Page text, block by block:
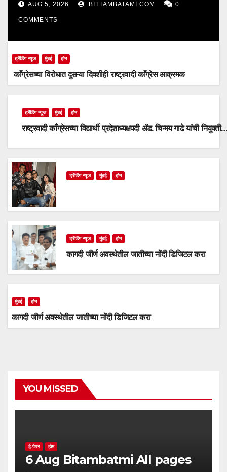
AUG 5, 2026 BITTAMBATAMI.COM 0
COMMENTS
ट्रेंडिंग न्यूज मुंबई होम
काँग्रेसच्या विरोधात दुसऱ्या दिवशीही राष्ट्रवादी काँग्रेस आक्रमक
ट्रेंडिंग न्यूज मुंबई होम
राष्ट्रवादी काँग्रेसच्या विद्यार्थी प्रदेशाध्यक्षपदी ॲड. चिन्मय गाढे यांची नियुक्ती…
ट्रेंडिंग न्यूज मुंबई होम
ट्रेंडिंग न्यूज मुंबई होम
कागदी जीर्ण अवस्थेतील जातीच्या नोंदी डिजिटल करा
मुंबई होम
कागदी जीर्ण अवस्थेतील जातीच्या नोंदी डिजिटल करा
YOU MISSED
ई-पेपर होम
6 Aug Bitambatmi All pages